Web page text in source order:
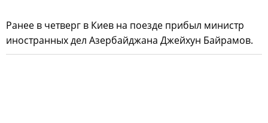
Ранее в четверг в Киев на поезде прибыл министр
иностранных дел Азербайджана Джейхун Байрамов.